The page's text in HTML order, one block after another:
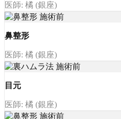
医師: 橘 (銀座)
鼻整形
医師: 橘 (銀座)
目元
医師: 橘 (銀座)